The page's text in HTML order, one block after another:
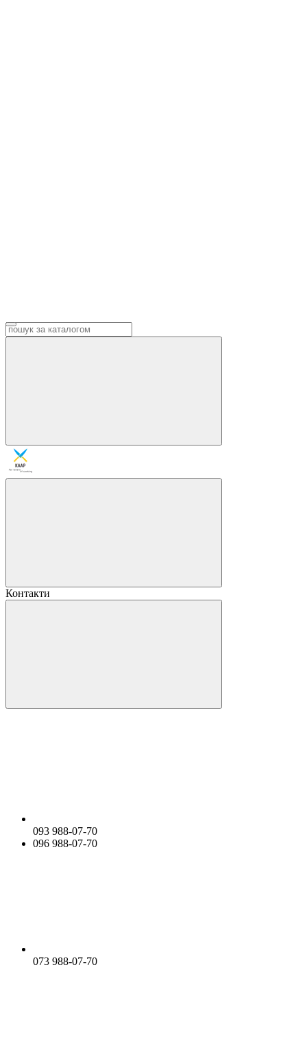
Контакти
093 988-07-70
096 988-07-70
073 988-07-70